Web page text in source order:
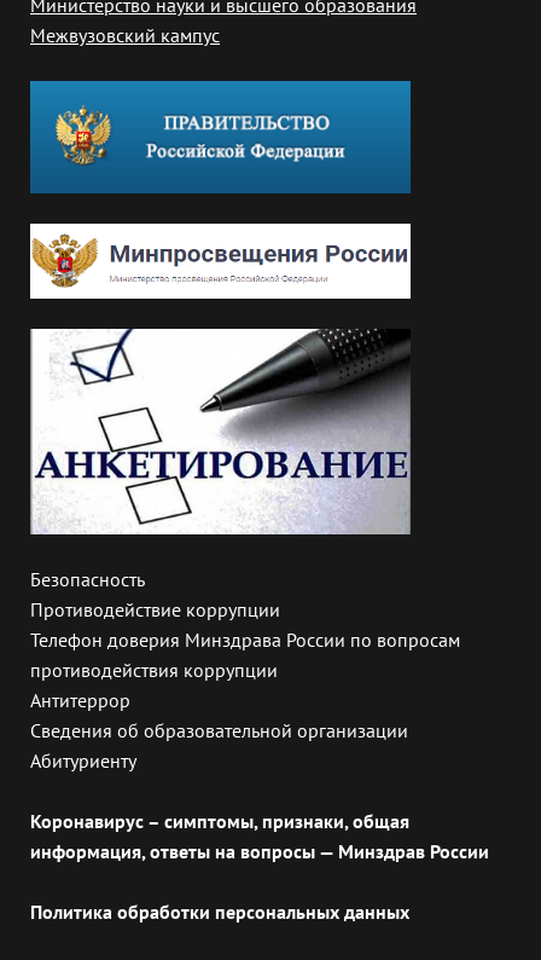
Межвузовский кампус
Безопасность
Противодействие коррупции
Телефон доверия Минздрава России по вопросам
противодействия коррупции
Антитеррор
Сведения об образовательной организации
Абитуриенту
Коронавирус – симптомы, признаки, общая
информация, ответы на вопросы — Минздрав России
Политика обработки персональных данных